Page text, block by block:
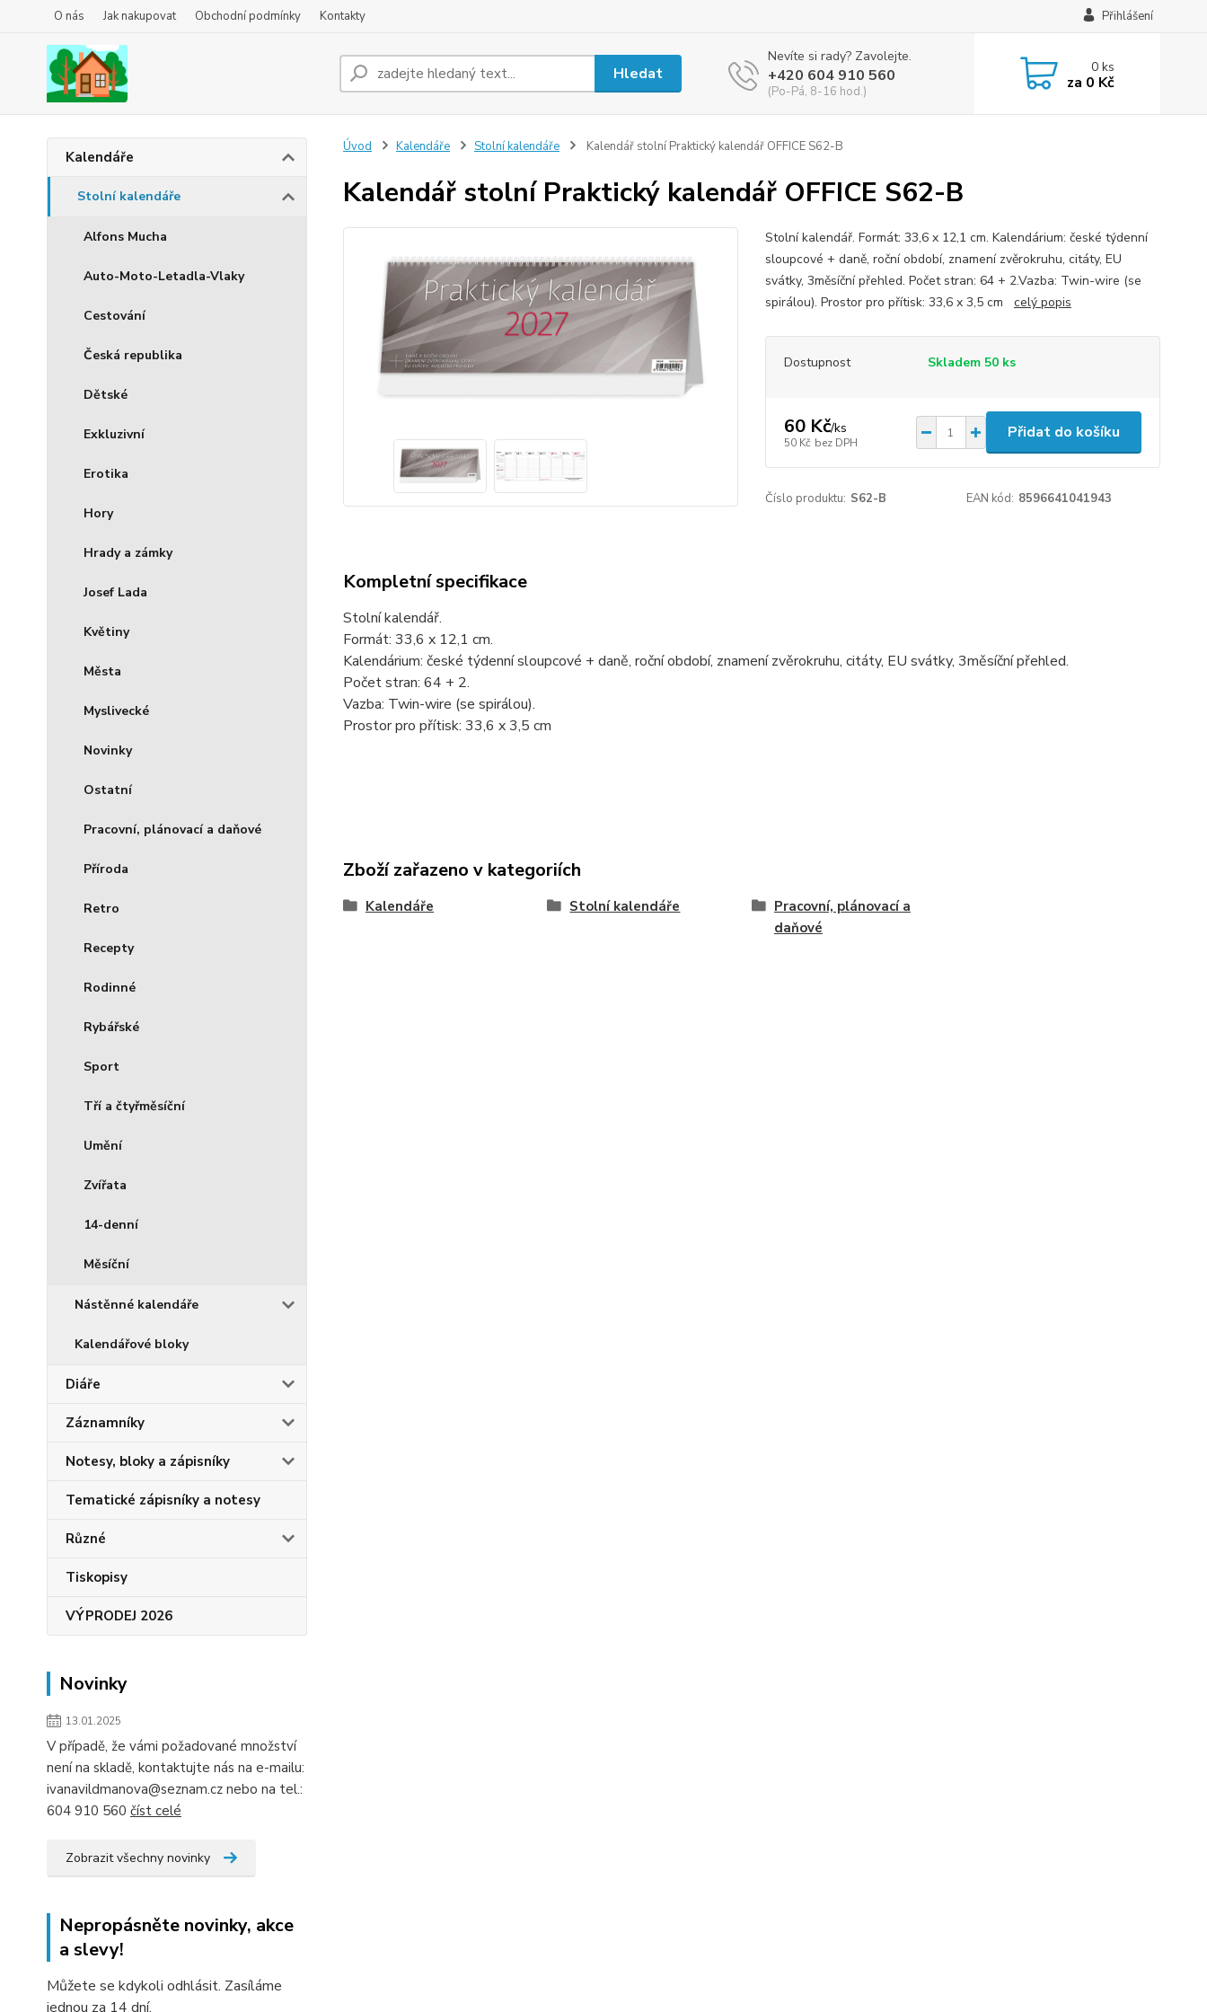
O nás Jak nakupovat Obchodní podmínky Kontakty Přihlášení
Hledat
Nevíte si rady? Zavolejte.
+420 604 910 560
(Po-Pá, 8-16 hod.)
0ks
za 0 Kč
Kalendáře
Stolní kalendáře
Alfons Mucha
Auto-Moto-Letadla-Vlaky
Cestování
Česká republika
Dětské
Exkluzivní
Erotika
Hory
Hrady a zámky
Josef Lada
Květiny
Města
Myslivecké
Novinky
Ostatní
Pracovní, plánovací a daňové
Příroda
Retro
Recepty
Rodinné
Rybářské
Sport
Tří a čtyřměsíční
Umění
Zvířata
14-denní
Měsíční
Nástěnné kalendáře
Kalendářové bloky
Diáře
Záznamníky
Notesy, bloky a zápisníky
Tematické zápisníky a notesy
Různé
Tiskopisy
VÝPRODEJ 2026
Novinky
13.01.2025
V případě, že vámi požadované množství
není na skladě, kontaktujte nás na e-mailu:
ivanavildmanova@seznam.cz nebo na tel.:
604 910 560 číst celé
Zobrazit všechny novinky
Nepropásněte novinky, akce
a slevy!
Můžete se kdykoli odhlásit. Zasíláme
jednou za 14 dní.
Úvod Kalendáře Stolní kalendáře Kalendář stolní Praktický kalendář OFFICE S62-B
Kalendář stolní Praktický kalendář OFFICE S62-B
Stolní kalendář. Formát: 33,6 x 12,1 cm. Kalendárium: české týdenní
sloupcové + daně, roční období, znamení zvěrokruhu, citáty, EU
svátky, 3měsíční přehled. Počet stran: 64 + 2.Vazba: Twin-wire (se
spirálou). Prostor pro přítisk: 33,6 x 3,5 cm celý popis
Dostupnost Skladem 50 ks
60 Kč/ks
50 Kč bez DPH
Přidat do košíku
Číslo produktu: S62-B EAN kód: 8596641041943
Kompletní specifikace
Stolní kalendář.
Formát: 33,6 x 12,1 cm.
Kalendárium: české týdenní sloupcové + daně, roční období, znamení zvěrokruhu, citáty, EU svátky, 3měsíční přehled.
Počet stran: 64 + 2.
Vazba: Twin-wire (se spirálou).
Prostor pro přítisk: 33,6 x 3,5 cm
Zboží zařazeno v kategoriích
Kalendáře Stolní kalendáře
Pracovní, plánovací a
daňové